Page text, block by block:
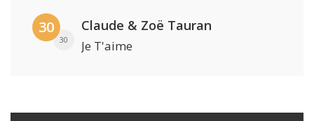
30
30
Claude & Zoë Tauran
Je T'aime